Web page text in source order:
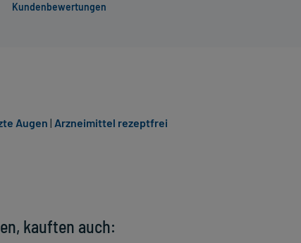
Kundenbewertungen
kauften auch:
Augen | Arzneimittel rezeptfrei